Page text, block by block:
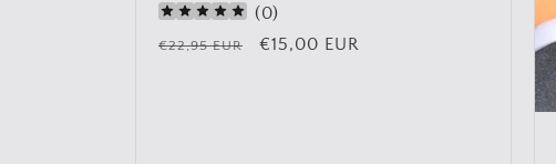
(0)
Normale
€22,95 EUR Aanbiedingsprijs
€15,00 EUR